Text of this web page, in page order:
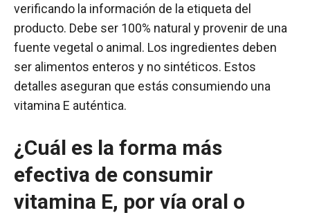
verificando la información de la etiqueta del
producto. Debe ser 100% natural y provenir de una
fuente vegetal o animal. Los ingredientes deben
ser alimentos enteros y no sintéticos. Estos
detalles aseguran que estás consumiendo una
vitamina E auténtica.
¿Cuál es la forma más
efectiva de consumir
vitamina E, por vía oral o